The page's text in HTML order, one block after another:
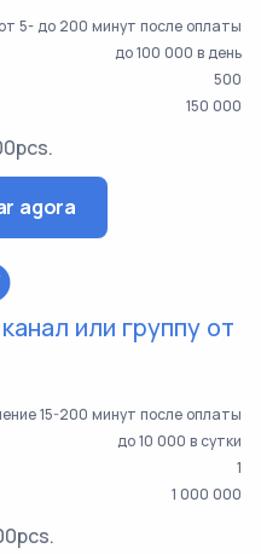
от 5- до 200 минут после оплаты
до 100 000 в день
500
150 000
agora
или группу от
15-200 минут после оплаты
до 10 000 в сутки
1
1 000 000